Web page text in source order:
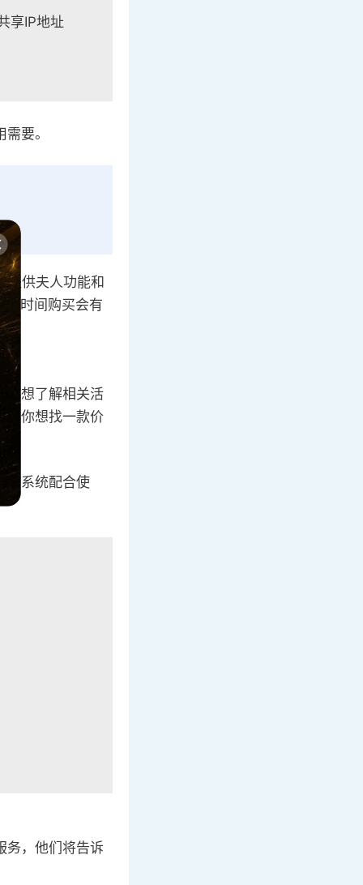
享IP地址
要。
提供夫人功能和
长时间购买会有
你想了解相关活
，你想找一款价
作系统配合使
务，他们将告诉